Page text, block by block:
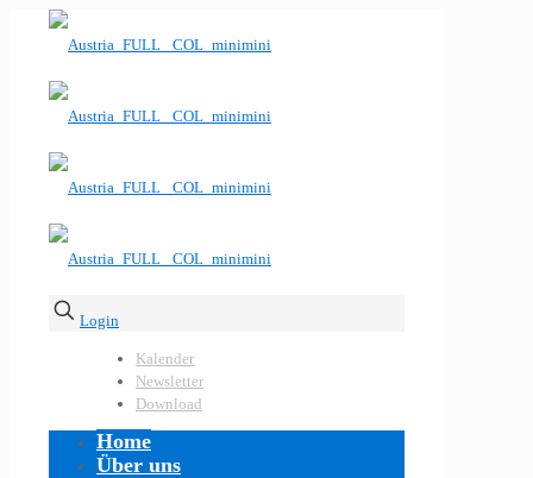
Login
Kalender
Newsletter
Download
Home
Über uns